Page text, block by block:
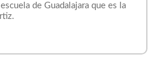
de Guadalajara que es la